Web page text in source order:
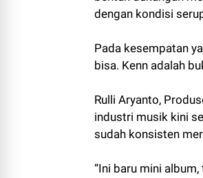
dengan kondisi
Pada kesempatan
bisa. Kenn adalah
Rulli Aryanto,
industri musik kini
sudah konsisten
“Ini baru mini